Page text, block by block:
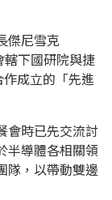
傑尼雪克
轄下國研院與捷
成立的「先進
會時已先交流討
半導體各相關領
隊，以帶動雙邊